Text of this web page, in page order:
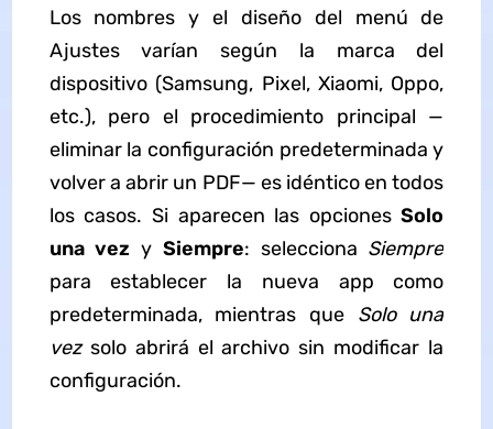
Los nombres y el diseño del menú de
Ajustes varían según la marca del
dispositivo (Samsung, Pixel, Xiaomi, Oppo,
etc.), pero el procedimiento principal —
eliminar la configuración predeterminada y
volver a abrir un PDF— es idéntico en todos
los casos. Si aparecen las opcionesSolo
una vez y Siempre: selecciona Siempre
para establecer la nueva app como
predeterminada, mientras que Solo una
vezsolo abrirá el archivo sin modificar la
configuración.